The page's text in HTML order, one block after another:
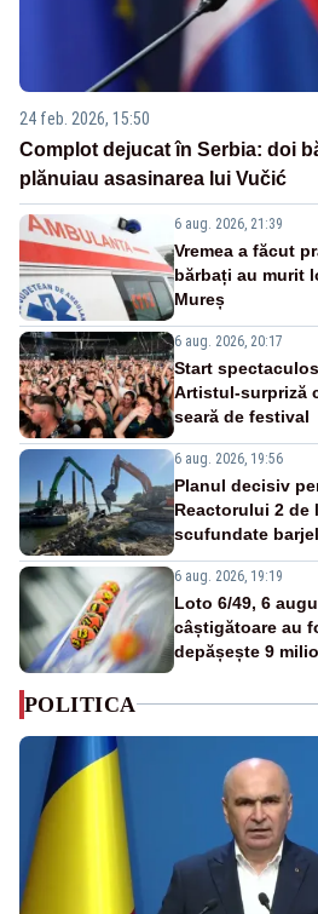
24 feb. 2026, 15:50
Complot dejucat în Serbia: doi
plănuiau asasinarea lui Vučić
6 aug. 2026, 21:39
Vremea a făcut
bărbați au murit
Mureș
6 aug. 2026, 20:17
Start
Artistul-surpriză
seară de festival
6 aug. 2026, 19:56
Planul decisiv
Reactorului 2 de
scufundate
6 aug. 2026, 19:19
Loto 6/49, 6
câștigătoare au
depășește 9
POLITICA